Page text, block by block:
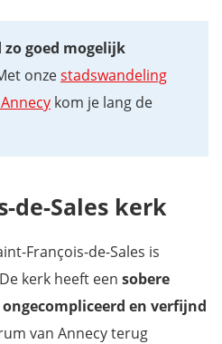
zo goed mogelijk
onzestadswandeling
kom je lang de
de-Sales kerk
François-de-Sales is
kerk heeft een sobere
en verfijnd
van Annecy terug